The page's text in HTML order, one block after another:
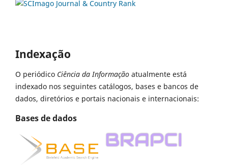
Indexação
O periódico Ciência da Informação atualmente está
indexado nos seguintes catálogos, bases e bancos de
dados, diretórios e portais nacionais e internacionais:
Bases de dados